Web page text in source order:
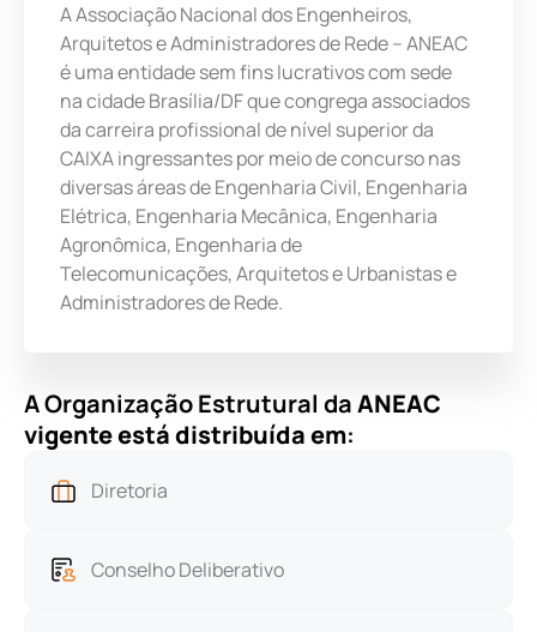
A Associação Nacional dos Engenheiros,
Arquitetos e Administradores de Rede – ANEAC
é uma entidade sem fins lucrativos com sede
na cidade Brasília/DF que congrega associados
da carreira profissional de nível superior da
CAIXA ingressantes por meio de concurso nas
diversas áreas de Engenharia Civil, Engenharia
Elétrica, Engenharia Mecânica, Engenharia
Agronômica, Engenharia de
Telecomunicações, Arquitetos e Urbanistas e
Administradores de Rede.
A Organização Estrutural daANEAC
vigente está distribuída em:
Diretoria
Conselho Deliberativo